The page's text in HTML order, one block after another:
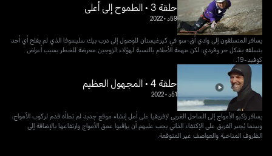
حلقة 3 • الطموح إلى أعلى
59د •
2022
يسافر المتسلقون إلى وادي أق-سو في كيرغيستان للوصول إلى درب بيك سليسوفا الذي لم يفلح أي أحد
بتسلقه بشكل حر وفردي. لكن مهمة الأحلام بالنسبة لهؤلاء الزوجين معرضة للخطر بسبب أعراض
كوفيد-19.
حلقة 4 • المجهول العظيم
51د •
2022
يسافر راكبو الأمواج إلى الساحل الغربي لإفريقيا على أمل إنشاء موقع جديد لم تطأه قدم لركوب الأمواج،
وبينما يُجبر الفريق على الإكتفاء الذاتي يجب عليهم أن يراقبوا عمق الأمواج وارتفاعها بالإضافة إلى
الظروف المناخية والعواصف غير المتوقعة.